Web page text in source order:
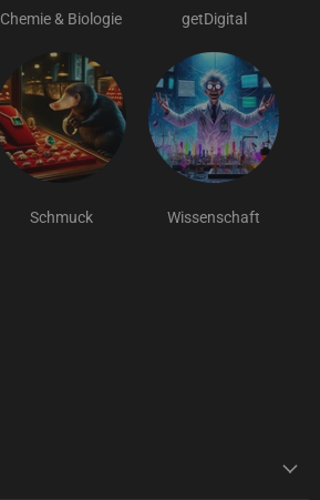
Chemie & Biologie getDigital
Schmuck Wissenschaft